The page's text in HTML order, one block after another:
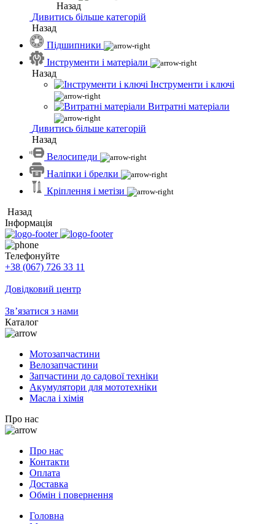
Назад
Дивитись більше категорій
Назад
Підшипники
Інструменти і матеріали
Назад
Інструменти і ключі
Витратні матеріали
Дивитись більше категорій
Назад
Велосипеди
Наліпки і брелки
Кріплення і метізи
Назад
Інформація
Телефонуйте
+38 (067) 726 33 11
Довідковий центр
Зв’язатися з нами
Каталог
Мотозапчастини
Велозапчастини
Запчастини до садової техніки
Акумулятори для мототехніки
Масла і хімія
Про нас
Про нас
Контакти
Оплата
Доставка
Обмін і повернення
Головна